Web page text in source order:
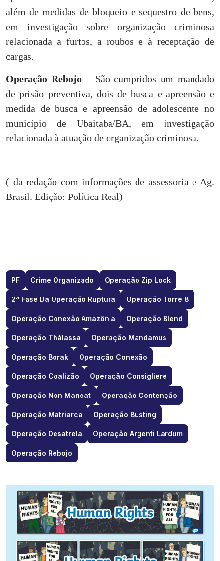
além de medidas de bloqueio e sequestro de bens,
em investigação sobre organização criminosa
relacionada a furtos, a roubos e à receptação de
cargas.
Operação Rebojo– São cumpridos um mandado
de prisão preventiva, dois de busca e apreensão e
medida de busca e apreensão de adolescente no
município de Ubaitaba/BA, em investigação
relacionada à atuação de organização criminosa.
( da redação com informações de assessoria e Ag.
Brasil. Edição: Política Real)
PF Crime Organizado Operação Zip Lock
2ª Fase Da Operação Ruptura Operação Torre 8
Operação Conexão Amazônia Operação Blend
Operação Thálassa Operação Mandamus
Operação Borak Operação Conexão
Operação Coalizão Operação Consigliere
Operação Non Maneat Operação Contenção
Operação Matriarca Operação Busting
Operação Desatrela Operação Argenti Lardum
Operação Rebojo